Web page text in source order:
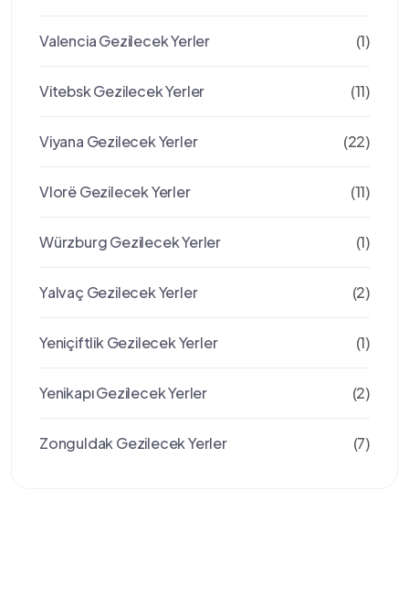
Valencia Gezilecek Yerler (1)
Vitebsk Gezilecek Yerler (11)
Viyana Gezilecek Yerler (22)
Vlorë Gezilecek Yerler (11)
Würzburg Gezilecek Yerler (1)
Yalvaç Gezilecek Yerler (2)
Yeniçiftlik Gezilecek Yerler (1)
Yenikapı Gezilecek Yerler (2)
Zonguldak Gezilecek Yerler (7)